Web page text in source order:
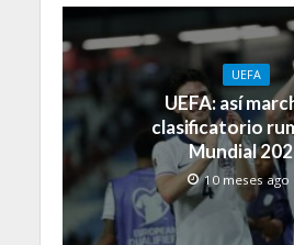
UEFA
UEFA: así
clasificatorio
Mundial
10 meses ago